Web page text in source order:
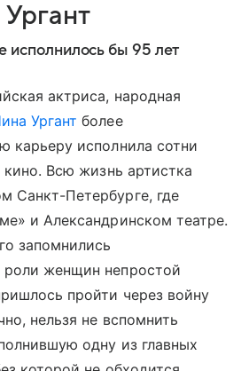
исполнилось бы 95 лет
актриса, народная
Ургант более
карьеру исполнила сотни
Всю жизнь артистка
Санкт-Петербурге, где
и Александринском театре.
запомнились
женщин непростой
пройти через войну
нельзя не вспомнить
одну из главных